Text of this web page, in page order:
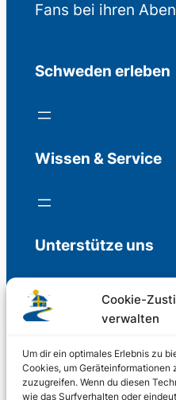
Cookie-
verwalten
Um dir ein optimales Erlebnis zu
Cookies, um Geräteinformationen
zuzugreifen. Wenn du diesen
wie das Surfverhalten oder
Fans bei ihren
Schweden erleben
Wissen & Service
Unterstütze uns
Freiwillige Spenden für
Support us